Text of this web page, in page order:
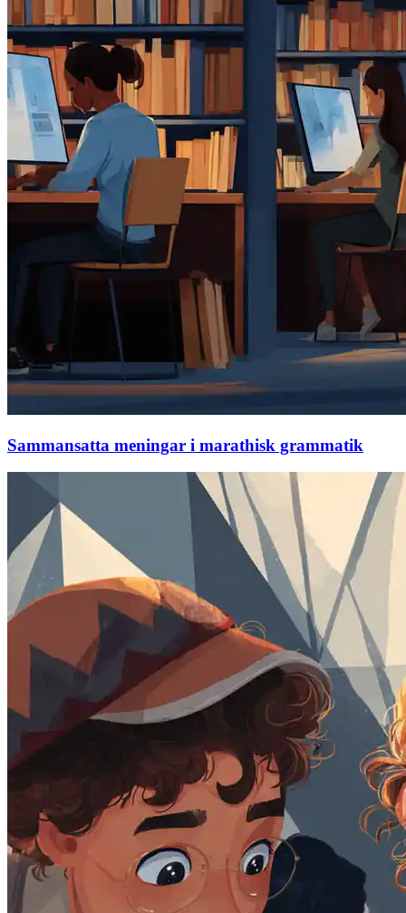
Sammansatta meningar i marathisk grammatik